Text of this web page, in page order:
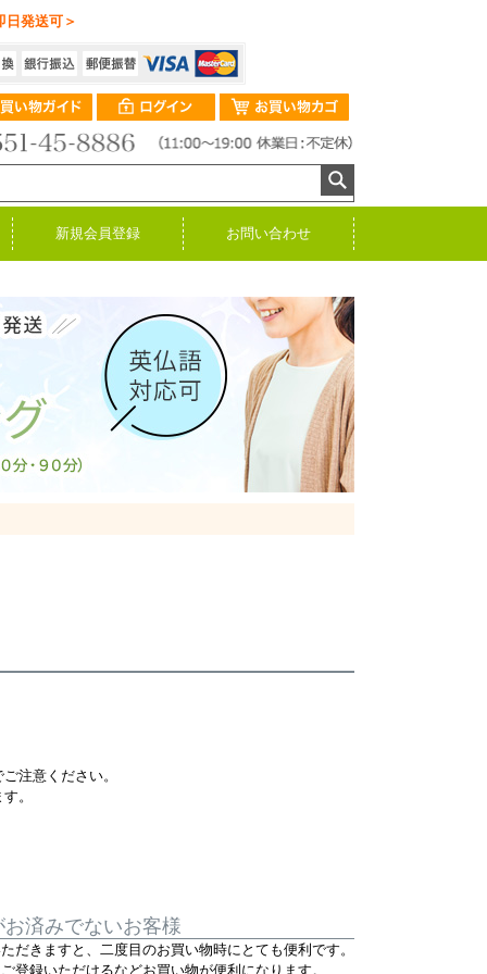
発送可＞
新規会員登録 お問い合わせ
注意ください。
。
済みでないお客様
だきますと、二度目のお買い物時にとても便利です。
登録いただけるなどお買い物が便利になります。